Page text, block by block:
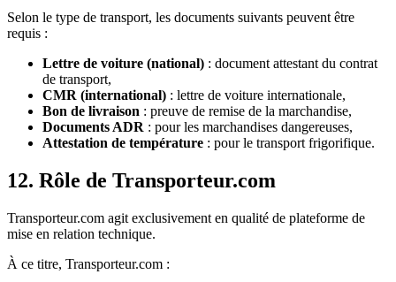
Selon le type de transport, les documents suivants peuvent être
requis :
Lettre de voiture (national) : document attestant du contrat
de transport,
CMR (international) : lettre de voiture internationale,
Bon de livraison : preuve de remise de la marchandise,
Documents ADR : pour les marchandises dangereuses,
Attestation de température : pour le transport frigorifique.
12. Rôle de Transporteur.com
Transporteur.com agit exclusivement en qualité de plateforme de
mise en relation technique.
À ce titre, Transporteur.com :